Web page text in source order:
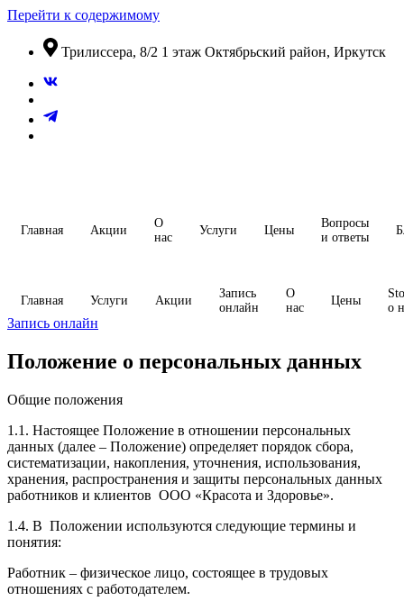
Перейти к содержимому
​Трилиссера, 8/2​ 1 этаж​ Октябрьский район, Иркутск
Главная Акции
О
нас
Услуги Цены
Вопросы
и ответы
Главная Услуги Акции
Запись
онлайн
О
нас
Цены
о
Запись онлайн
Положение о персональных данных
Общие положения
1.1. Настоящее Положение в отношении персональных
данных (далее – Положение) определяет порядок сбора,
систематизации, накопления, уточнения, использования,
хранения, распространения и защиты персональных данных
работников и клиентов ООО «Красота и Здоровье».
1.4. В Положении используются следующие термины и
понятия:
Работник – физическое лицо, состоящее в трудовых
отношениях с работодателем.